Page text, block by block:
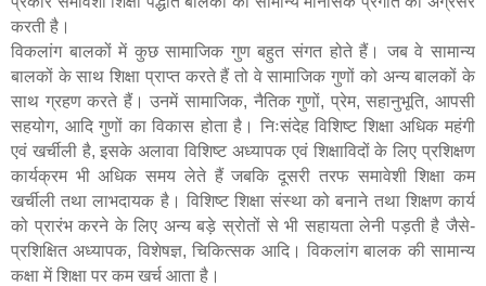
करती है।
विकलांग बालकों में कुछ सामाजिक गुण बहुत संगत होते हैं। जब वे सामान्य
बालकों के साथ शिक्षा प्राप्त करते हैं तो वे सामाजिक गुणों को अन्य बालकों के
साथ ग्रहण करते हैं। उनमें सामाजिक, नैतिक गुणों, प्रेम,सहानुभूति,आपसी
सहयोग, आदि गुणों का विकास होता है। निःसंदेह विशिष्ट शिक्षा अधिक महंगी
एवं खर्चीली है,इसके अलावा विशिष्ट अध्यापक एवं शिक्षाविदों के लिए प्रशिक्षण
कार्यक्रम भी अधिक समय लेते हैं जबकि दूसरी तरफ समावेशी शिक्षा कम
खर्चीली तथा लाभदायक है। विशिष्ट शिक्षा संस्था को बनाने तथा शिक्षण कार्य
को प्रारंभ करने के लिए अन्य बड़े स्रोतों से भी सहायता लेनी पड़ती है जैसे-
प्रशिक्षित अध्यापक, विशेषज्ञ,चिकित्सक आदि। विकलांग बालक की सामान्य
कक्षा में शिक्षा पर कम खर्च आता है।